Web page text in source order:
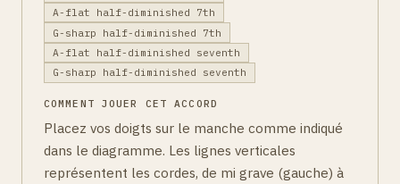
A-flat half-diminished 7th
G-sharp half-diminished 7th
A-flat half-diminished seventh
G-sharp half-diminished seventh
COMMENT JOUER CET ACCORD
Placez vos doigts sur le manche comme indiqué
dans le diagramme. Les lignes verticales
représentent les cordes, de mi grave (gauche) à